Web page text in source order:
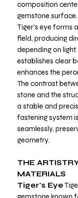
composition
gemstone surface.
Tiger’s eye forms
field, producing
depending on
establishes clear
enhances the
The contrast
stone and the
a stable and
fastening system
seamlessly,
geometry.
THE
MATERIALS
Tiger's Eye